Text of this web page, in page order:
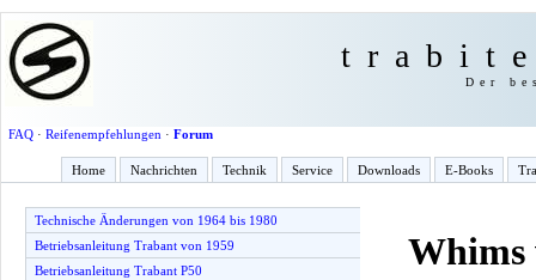
Der
FAQ· Reifenempfehlungen · Forum
Home Nachrichten Technik Service Downloads E-Books
Technische Änderungen von 1964 bis 1980
Betriebsanleitung Trabant von 1959
Betriebsanleitung Trabant P50
Whims